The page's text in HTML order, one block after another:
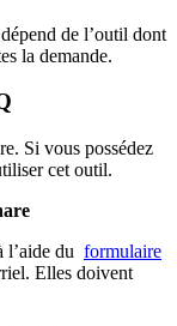
de l’outil dont
la demande.
Si vous possédez
cet outil.
l’aide du formulaire
Elles doivent